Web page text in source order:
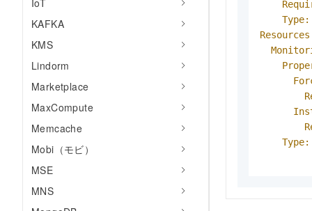
IoT
KAFKA
KMS
Lindorm
Marketplace
MaxCompute
Memcache
Mobi（モビ）
MSE
MNS
Type:
Type: